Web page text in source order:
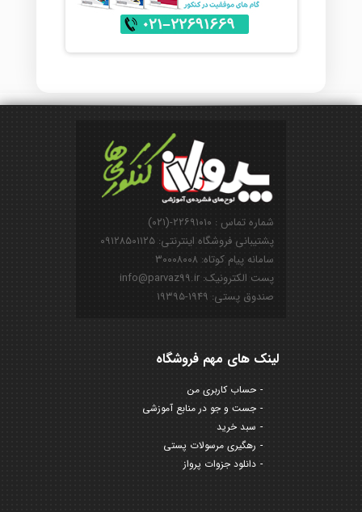
شماره تماس : ۲۲۶۹۱۰۱۰-(۰۲۱)
پشتیبانی فروشگاه اینترنتی: ۰۹۱۲۸۵۰۱۱۲۵
سامانه پیام کوتاه: ۳۰۰۰۸۰۰۸
پست الکترونیک: info@parvaz99.ir
صندوق پستی: ۱۹۴۹-۱۹۳۹۵
لینک های مهم فروشگاه
حساب کاربری من
جست و جو در منابع آموزشی
سبد خرید
رهگیری مرسولات پستی
دانلود جزوات پرواز